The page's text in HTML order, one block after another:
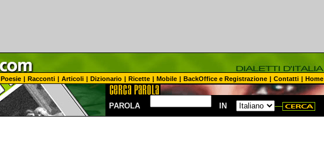
Poesie | Racconti | Articoli | Dizionario | Ricette | Mobile | BackOffice e Registrazione | Contatti | Home
PAROLA IN